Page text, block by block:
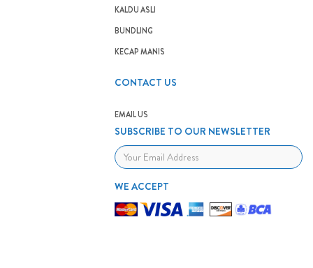
KALDU ASLI
BUNDLING
KECAP MANIS
CONTACT US
EMAIL US
SUBSCRIBE TO OUR NEWSLETTER
WE ACCEPT